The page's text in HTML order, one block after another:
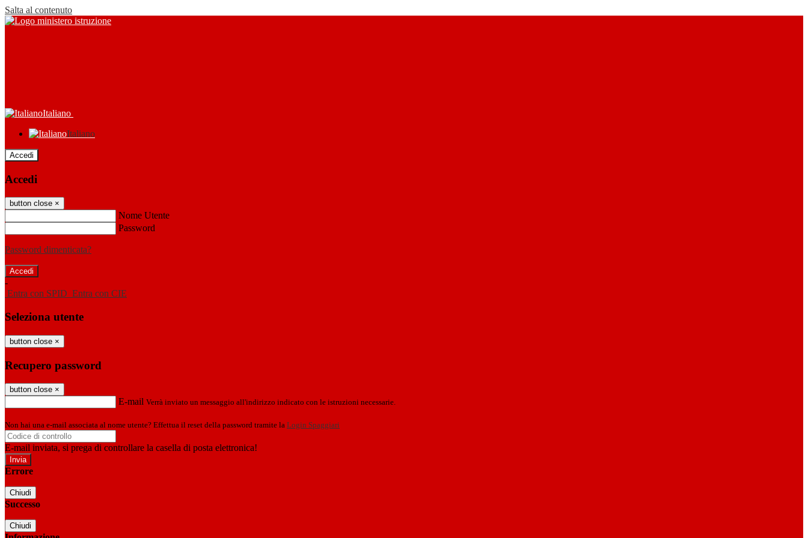
Salta al contenuto
Italiano
Italiano
Accedi
Accedi
button close ×
Nome Utente
Password
Password dimenticata?
-
Entra con SPID Entra con CIE
Seleziona utente
button close ×
Recupero password
button close ×
E-mail Verrà inviato un messaggio all'indirizzo indicato con le istruzioni necessarie.
Non hai una e-mail associata al nome utente? Effettua il reset della password tramite la Login Spaggiari
E-mail inviata, si prega di controllare la casella di posta elettronica!
Errore
Chiudi
Successo
Chiudi